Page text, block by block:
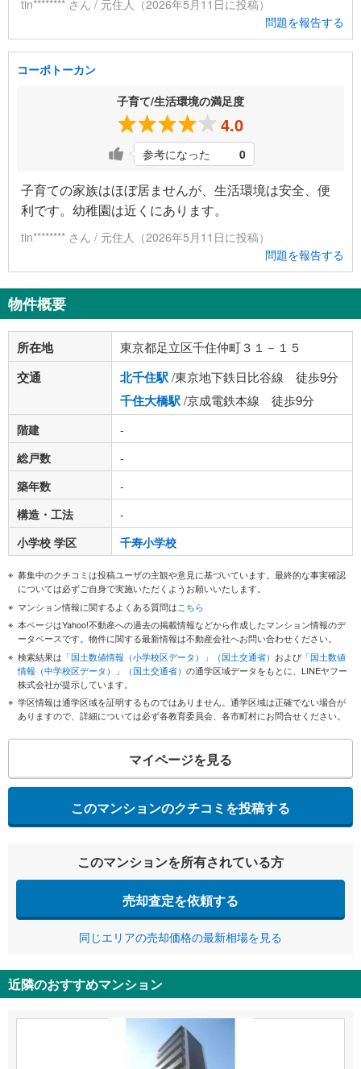
tin******** さん / 元住人（2026年5月11日に投稿）
問題を報告する
コーポトーカン
子育て/生活環境の満足度
4.0
参考になった 0
子育ての家族はほぼ居ませんが、生活環境は安全、便
利です。幼稚園は近くにあります。
tin******** さん / 元住人（2026年5月11日に投稿）
問題を報告する
物件概要
所在地 東京都足立区千住仲町３１－１５
交通 北千住駅/東京地下鉄日比谷線 徒歩9分
千住大橋駅/京成電鉄本線 徒歩9分
階建
-
総戸数
-
築年数
-
構造・工法
-
小学校 学区
千寿小学校
募集中のクチコミは投稿ユーザの主観や意見に基づいています。最終的な事実確認
については必ずご自身で実施いただくようお願いいたします。
マンション情報に関するよくある質問はこちら
本ページはYahoo!不動産への過去の掲載情報などから作成したマンション情報のデ
ータベースです。物件に関する最新情報は不動産会社へお問い合わせください。
検索結果は 「国土数値情報（小学校区データ）」（国土交通省） および 「国土数値
情報（中学校区データ）」（国土交通省） の通学区域データをもとに、LINEヤフー
株式会社が提示しています。
学区情報は通学区域を証明するものではありません。通学区域は正確でない場合が
ありますので、詳細については必ず各教育委員会、各市町村にお問合せください。
マイページを見る
このマンションのクチコミを投稿する
このマンションを所有されている方
売却査定を依頼する
同じエリアの売却価格の最新相場を見る
近隣のおすすめマンション